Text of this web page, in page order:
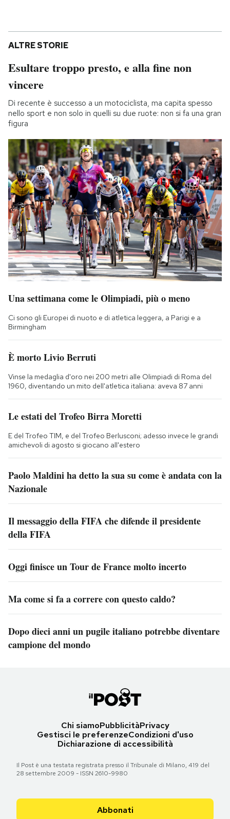
ALTRE STORIE
Esultare troppo presto, e alla fine non
vincere
Di recente è successo a un motociclista, ma capita spesso
nello sport e non solo in quelli su due ruote: non si fa una gran
figura
Una settimana come le Olimpiadi, più o meno
Ci sono gli Europei di nuoto e di atletica leggera, a Parigi e a
Birmingham
È morto Livio Berruti
Vinse la medaglia d'oro nei 200 metri alle Olimpiadi di Roma del
1960, diventando un mito dell'atletica italiana: aveva 87 anni
Le estati del Trofeo Birra Moretti
E del Trofeo TIM, e del Trofeo Berlusconi; adesso invece le grandi
amichevoli di agosto si giocano all'estero
Paolo Maldini ha detto la sua su come è andata con la
Nazionale
Il messaggio della FIFA che difende il presidente
della FIFA
Oggi finisce un Tour de France molto incerto
Ma come si fa a correre con questo caldo?
Dopo dieci anni un pugile italiano potrebbe diventare
campione del mondo
Chi siamoPubblicitàPrivacy
Gestisci le preferenzeCondizioni d'uso
Dichiarazione di accessibilità
Il Post è una testata registrata presso il Tribunale di Milano, 419 del
28 settembre 2009 - ISSN 2610-9980
Abbonati